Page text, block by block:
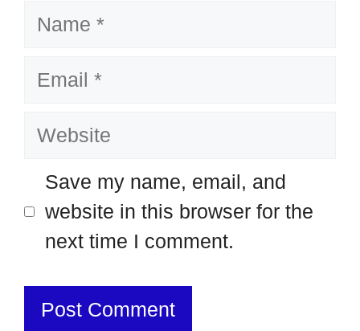
Name
Email
Website
Save my name, email, and
website in this browser for the
next time I comment.